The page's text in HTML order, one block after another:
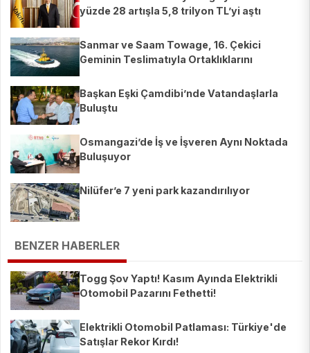
yüzde 28 artışla 5,8 trilyon TL’yi aştı
Sanmar ve Saam Towage, 16. Çekici
Geminin Teslimatıyla Ortaklıklarını
Başkan Eşki Çamdibi’nde Vatandaşlarla
Buluştu
Osmangazi’de İş ve İşveren Aynı Noktada
Buluşuyor
Nilüfer’e 7 yeni park kazandırılıyor
BENZER HABERLER
Togg Şov Yaptı! Kasım Ayında Elektrikli
Otomobil Pazarını Fethetti!
Elektrikli Otomobil Patlaması: Türkiye'de
Satışlar Rekor Kırdı!